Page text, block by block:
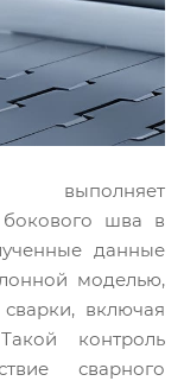
выполняет
бокового шва в
данные
моделью,
включая
контроль
сварного